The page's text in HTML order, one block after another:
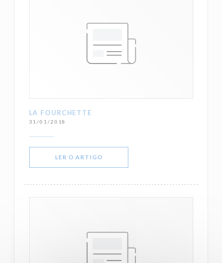
LA FOURCHETTE
31/01/2018
LER O ARTIGO((ABRE NUMA NOVA JANELA))